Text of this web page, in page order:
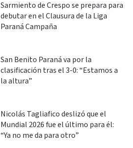
Sarmiento de Crespo se prepara para
debutar en el Clausura de la Liga
Paraná Campaña
San Benito Paraná va por la
clasificación tras el 3-0: “Estamos a
la altura”
Nicolás Tagliafico deslizó que el
Mundial 2026 fue el último para él:
“Ya no me da para otro”